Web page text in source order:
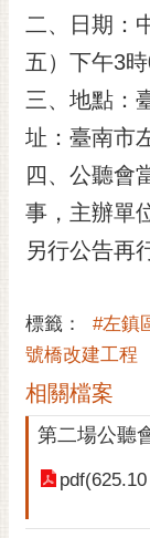
黃
偉
哲
光
花
桐
花
網
站
導
覽
二、日期：
五）下午3時
三、地點：
址：臺南市
四、公聽會
事，主辦單
另行公告再
標籤： #左鎮
號橋改建工程
相關檔案
第二場公聽